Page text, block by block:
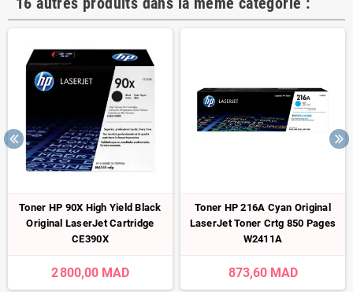
Toner HP 90X High Yield Black
Original LaserJet Cartridge
CE390X
2 800,00 MAD
Toner HP 216A Cyan Original
LaserJet Toner Crtg 850 Pages
W2411A
873,60 MAD